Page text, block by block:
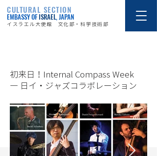
CULTURAL SECTION
EMBASSY OFISRAEL, JAPAN
イスラエル大使館 文化部・科学技術部
初来日！Internal Compass Week
― 日イ・ジャズコラボレーション